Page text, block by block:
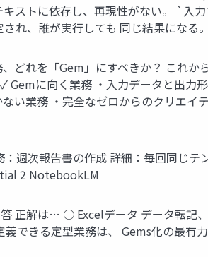
キストに依存し、再現性がない。 `
れ、誰が実行しても 同じ結果にな
どれを「Gem」にすべきか？ これ
Gemに向く業務 ・入力データと出力
い業務 ・完全なゼロからのクリエ
週次報告書の作成 詳細：毎回同じテ
2 NotebookLM
正解は… ○ Excelデータ データ転記
義できる定型業務は、 Gems化の最